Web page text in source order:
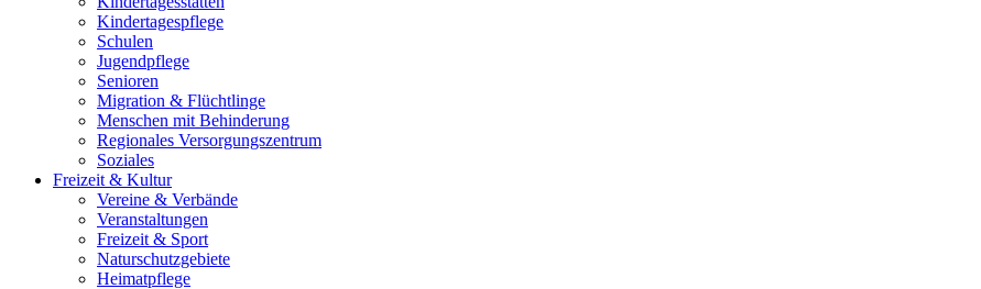
Kindertagespflege
Schulen
Jugendpflege
Senioren
Migration & Flüchtlinge
Menschen mit Behinderung
Regionales Versorgungszentrum
Soziales
Freizeit & Kultur
Vereine & Verbände
Veranstaltungen
Freizeit & Sport
Naturschutzgebiete
Heimatpflege